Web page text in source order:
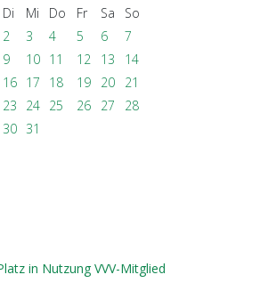
Di Mi Do Fr Sa
So
2 3 4 5 6
7
9 10 11 12 13
14
16 17 18 19 20
21
23 24 25 26 27
28
30 31
in Nutzung VVV-Mitglied